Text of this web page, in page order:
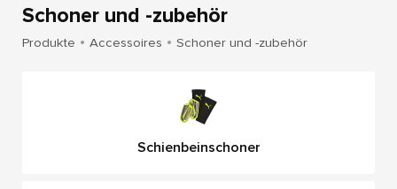
t
u
h
o
p
Schoner und -zubehör
Produkte Accessoires Schoner und -zubehör
Schienbeinschoner